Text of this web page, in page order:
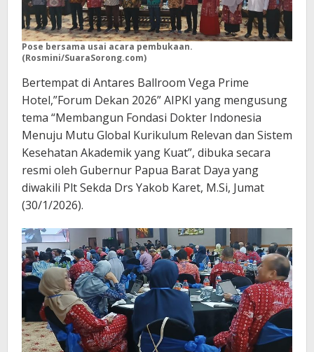
Pose bersama usai acara pembukaan.
(Rosmini/SuaraSorong.com)
Bertempat di Antares Ballroom Vega Prime
Hotel,”Forum Dekan 2026” AIPKI yang mengusung
tema “Membangun Fondasi Dokter Indonesia
Menuju Mutu Global Kurikulum Relevan dan Sistem
Kesehatan Akademik yang Kuat”, dibuka secara
resmi oleh Gubernur Papua Barat Daya yang
diwakili Plt Sekda Drs Yakob Karet, M.Si, Jumat
(30/1/2026).